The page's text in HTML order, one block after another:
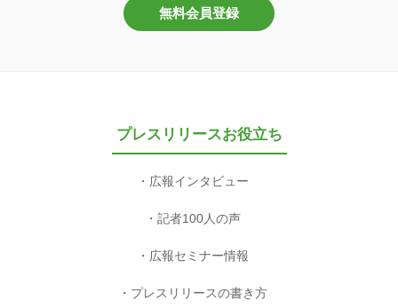
無料会員登録
プレスリリースお役立ち
広報インタビュー
記者100人の声
広報セミナー情報
プレスリリースの書き方